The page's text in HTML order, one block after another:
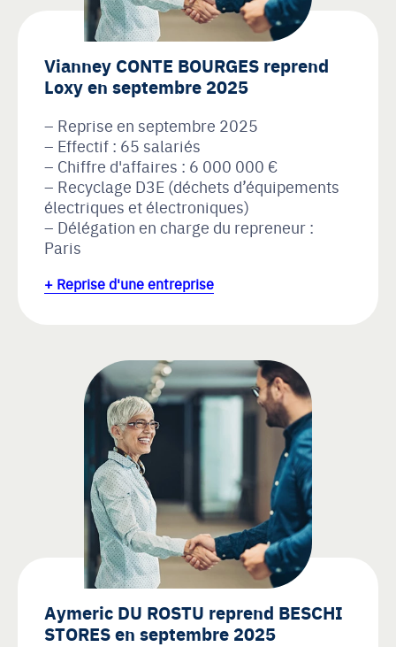
Vianney CONTE BOURGES reprend
Loxy en septembre 2025
Reprise en septembre 2025
Effectif : 65 salariés
Chiffre d'affaires : 6 000 000 €
Recyclage D3E (déchets d’équipements
électriques et électroniques)
Délégation en charge du repreneur :
Paris
+ Reprise d'une entreprise
Aymeric DU ROSTU reprend BESCHI
STORES en septembre 2025